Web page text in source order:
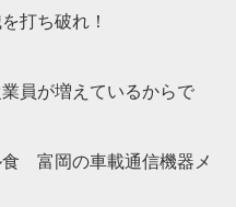
打ち破れ！
員が増えているからで
富岡の車載通信機器メ